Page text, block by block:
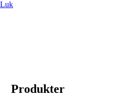
Luk
Produkter